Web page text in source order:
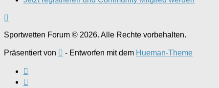
Sportwetten Forum © 2026. Alle Rechte vorbehalten.
Präsentiert von - Entworfen mit dem Hueman-Theme